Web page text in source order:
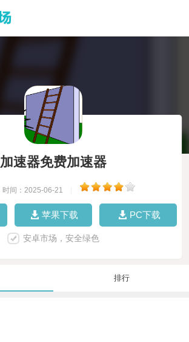
加速器免费加速器
时间：2025-06-21
苹果下载 PC下载
安卓市场，安全绿色
排行